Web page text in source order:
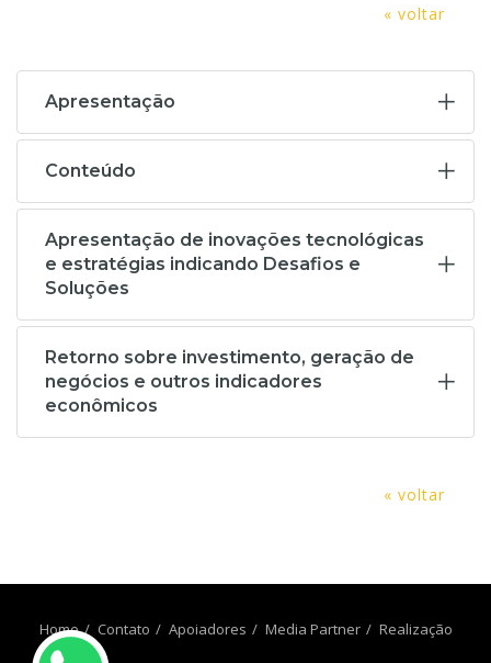
« voltar
Apresentação
Conteúdo
Apresentação de inovações tecnológicas
e estratégias indicando Desafios e
Soluções
Retorno sobre investimento, geração de
negócios e outros indicadores
econômicos
« voltar
Home Contato Apoiadores Media Partner Realização